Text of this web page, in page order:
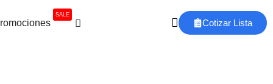
SALE
Cotizar Lista